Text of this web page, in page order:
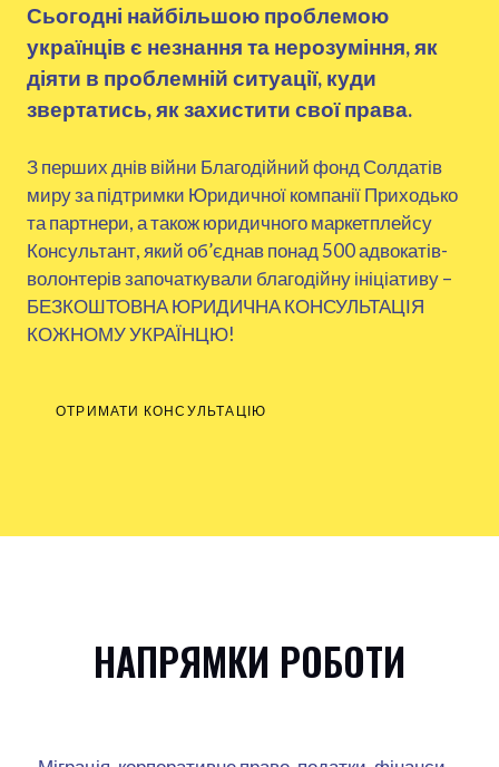
Сьогодні найбільшою проблемою
українців є незнання та нерозуміння, як
діяти в проблемній ситуації, куди
звертатись, як захистити свої права.
З перших днів війни Благодійний фонд Солдатів
миру за підтримки Юридичної компанії Приходько
та партнери, а також юридичного маркетплейсу
Консультант, який об’єднав понад 500 адвокатів-
волонтерів започаткували благодійну ініціативу –
БЕЗКОШТОВНА ЮРИДИЧНА КОНСУЛЬТАЦІЯ
КОЖНОМУ УКРАЇНЦЮ!
ОТРИМАТИ КОНСУЛЬТАЦІЮ
НАПРЯМКИ РОБОТИ